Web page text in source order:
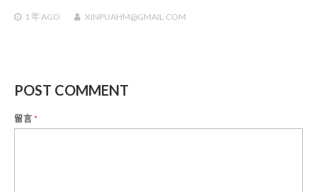
1 年AGO XINPUAHM@GMAIL.COM
POST COMMENT
留言*